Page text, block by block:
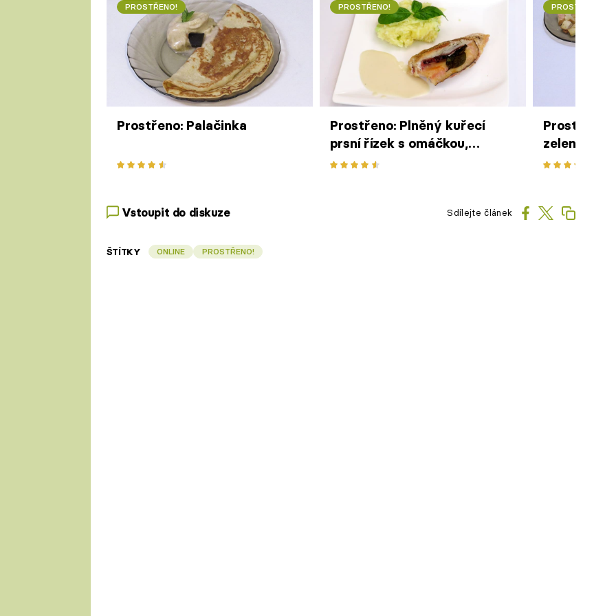
PROSTŘENO!
Prostřeno: Palačinka
PROSTŘENO!
Prostřeno: Plněný kuřecí
prsní řízek s omáčkou,
šťouchané brambory
PROSTŘENO!
Prostřeno:
zeleninová
Vstoupit do diskuze Sdílejte článek
ŠTÍTKY ONLINE PROSTŘENO!